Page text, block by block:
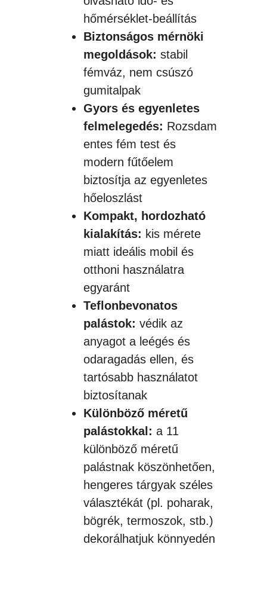
hőmérséklet-beállítás
Biztonságos mérnöki
megoldások: stabil
fémváz, nem csúszó
gumitalpak
Gyors és egyenletes
felmelegedés: Rozsdam
entes fém test és
modern fűtőelem
biztosítja az egyenletes
hőeloszlást
Kompakt, hordozható
kialakítás: kis mérete
miatt ideális mobil és
otthoni használatra
egyaránt
Teflonbevonatos
palástok: védik az
anyagot a leégés és
odaragadás ellen, és
tartósabb használatot
biztosítanak
Különböző méretű
palástokkal: a 11
különböző méretű
palástnak köszönhetően,
hengeres tárgyak széles
választékát (pl. poharak,
bögrék, termoszok, stb.)
dekorálhatjuk könnyedén